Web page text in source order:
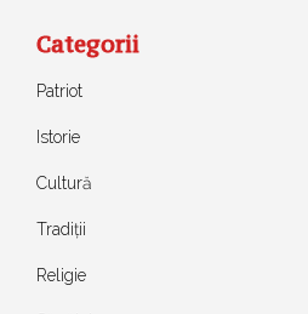
Categorii
Patriot
Istorie
Cultură
Tradiții
Religie